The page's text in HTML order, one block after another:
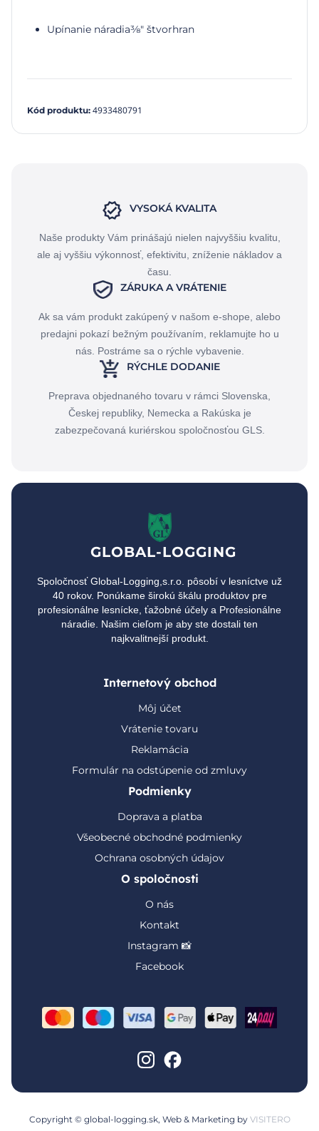
Upínanie náradia⅜″ štvorhran
Kód produktu: 4933480791
VYSOKÁ KVALITA
Naše produkty Vám prinášajú nielen najvyššiu kvalitu,
ale aj vyššiu výkonnosť, efektivitu, zníženie nákladov a
času.
ZÁRUKA A VRÁTENIE
Ak sa vám produkt zakúpený v našom e-shope, alebo
predajni pokazí bežným používaním, reklamujte ho u
nás. Postráme sa o rýchle vybavenie.
RÝCHLE DODANIE
Preprava objednaného tovaru v rámci Slovenska,
Českej republiky, Nemecka a Rakúska je
zabezpečovaná kuriérskou spoločnosťou GLS.
GLOBAL-LOGGING
Spoločnosť Global-Logging,s.r.o. pôsobí v lesníctve už
40 rokov. Ponúkame širokú škálu produktov pre
profesionálne lesnícke, ťažobné účely a Profesionálne
náradie. Našim cieľom je aby ste dostali ten
najkvalitnejší produkt.
Internetový obchod
Môj účet
Vrátenie tovaru
Reklamácia
Formulár na odstúpenie od zmluvy
Podmienky
Doprava a platba
Všeobecné obchodné podmienky
Ochrana osobných údajov
O spoločnosti
O nás
Kontakt
Instagram 📸
Facebook
Copyright © global-logging.sk, Web & Marketing by VISITERO